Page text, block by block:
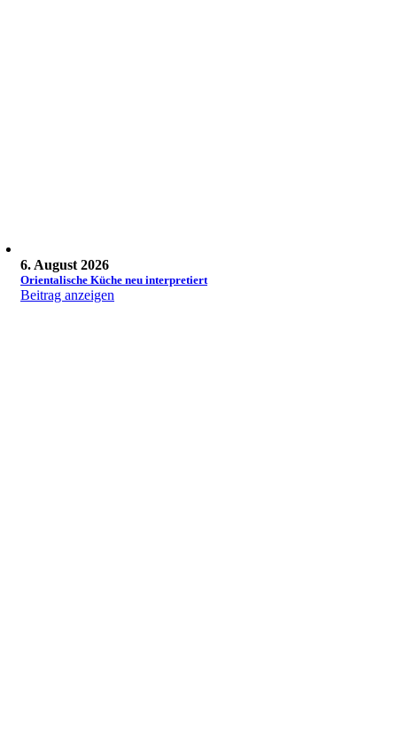
6. August 2026
Orientalische Küche neu interpretiert
Beitrag anzeigen